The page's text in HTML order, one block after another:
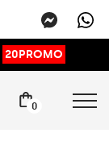
20PROMO
0